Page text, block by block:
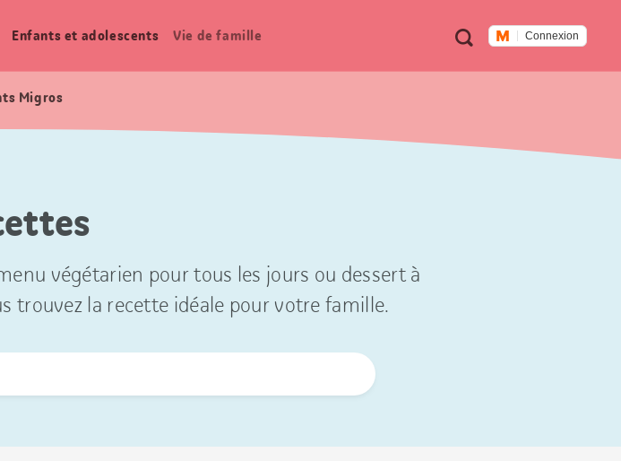
Métanavigation
RechercheConnexion
Enfants et adolescents Vie de famille
Migros
végétarien pour tous les jours ou dessert à
trouvez la recette idéale pour votre famille.